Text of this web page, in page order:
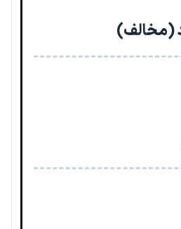
(مخالف)